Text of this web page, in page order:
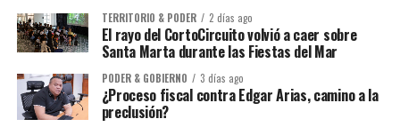
TERRITORIO & PODER 2 días ago
El rayo del CortoCircuito volvió a caer sobre
Santa Marta durante las Fiestas del Mar
PODER & GOBIERNO 3 días ago
¿Proceso fiscal contra Edgar Arias, camino a la
preclusión?